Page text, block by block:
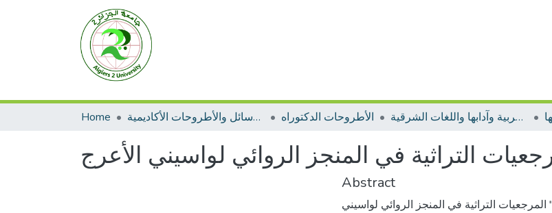
Home الرسائل والأطروحات الأكاديمية الأطروحات الدكتوراه الأطروحات اللغة العربية وآدابها واللغات الشرقية
التراثية في المنجز الروائي لواسيني الأعرج
Abstract
التراثية في المنجز الروائي لواسيني